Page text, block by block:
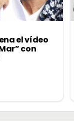
el vídeo
con